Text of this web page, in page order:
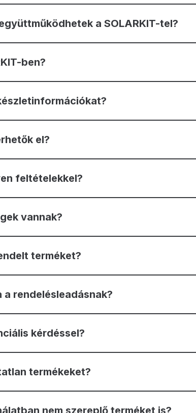
a SOLARKIT-tel?
ben?
el?
feltételekkel?
vannak?
terméket?
rendelésleadásnak?
kérdéssel?
termékeket?
nem szereplő terméket is?